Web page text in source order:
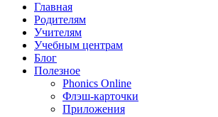
Главная
Родителям
Учителям
Учебным центрам
Блог
Полезное
Phonics Online
Флэш-карточки
Приложения